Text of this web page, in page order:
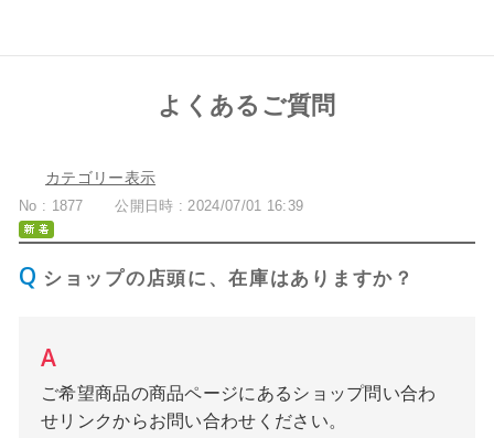
よくあるご質問
カテゴリー表示
No : 1877 公開日時 : 2024/07/01 16:39
ショップの店頭に、在庫はありますか？
ご希望商品の商品ページにあるショップ問い合わ
せリンクからお問い合わせください。